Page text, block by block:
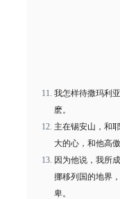
我怎样待撒玛利
麽。
主在锡安山，和
大的心，和他高
因为他说，我所
挪移列国的地界
卑。